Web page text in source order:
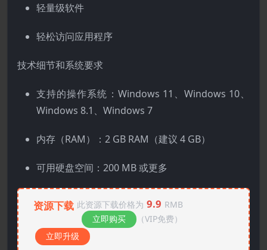
轻量级软件
轻松访问应用程序
技术细节和系统要求
支持的操作系统：Windows 11、Windows 10、
Windows 8.1、Windows 7
内存（RAM）：2 GB RAM（建议 4 GB）
可用硬盘空间：200 MB 或更多
资源下载 此资源下载价格为 9.9 RMB
立即购买
（VIP免费）
立即升级